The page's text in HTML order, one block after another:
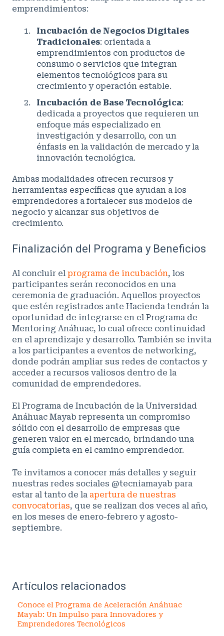
emprendimientos:
Incubación de Negocios Digitales
Tradicionales: orientada a
emprendimientos con productos de
consumo o servicios que integran
elementos tecnológicos para su
crecimiento y operación estable.
Incubación de Base Tecnológica:
dedicada a proyectos que requieren un
enfoque más especializado en
investigación y desarrollo, con un
énfasis en la validación de mercado y la
innovación tecnológica.
Ambas modalidades ofrecen recursos y
herramientas específicas que ayudan a los
emprendedores a fortalecer sus modelos de
negocio y alcanzar sus objetivos de
crecimiento.
Finalización del Programa y Beneficios
Al concluir el programa de incubación, los
participantes serán reconocidos en una
ceremonia de graduación. Aquellos proyectos
que estén registrados ante Hacienda tendrán la
oportunidad de integrarse en el Programa de
Mentoring Anáhuac, lo cual ofrece continuidad
en el aprendizaje y desarrollo. También se invita
a los participantes a eventos de networking,
donde podrán ampliar sus redes de contactos y
acceder a recursos valiosos dentro de la
comunidad de emprendedores.
El Programa de Incubación de la Universidad
Anáhuac Mayab representa un compromiso
sólido con el desarrollo de empresas que
generen valor en el mercado, brindando una
guía completa en el camino emprendedor.
Te invitamos a conocer más detalles y seguir
nuestras redes sociales @tecniamayab para
estar al tanto de la apertura de nuestras
convocatorias, que se realizan dos veces al año,
en los meses de enero-febrero y agosto-
septiembre.
Artículos relacionados
Conoce el Programa de Aceleración Anáhuac
Mayab: Un Impulso para Innovadores y
Emprendedores Tecnológicos